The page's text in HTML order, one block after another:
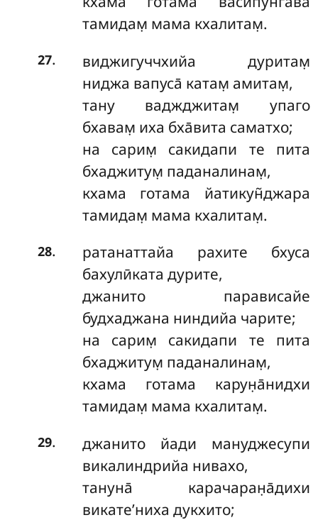
тамидам̣ мама кхалитам̣.
27.
виджигуччхийа дуритам̣
ниджа вапуса̄ катам̣ амитам̣,
тану ваджджитам̣ упаго
бхавам̣ иха бха̄вита саматхо;
на сарим̣ сакидапи те пита
бхаджитум̣ паданалинам̣,
кхама готама йатикун̃джара
тамидам̣ мама кхалитам̣.
28.
ратанаттайа рахите бхуса
бахулӣката дурите,
джанито парависайе
будхаджана ниндийа чарите;
на сарим̣ сакидапи те пита
бхаджитум̣ паданалинам̣,
кхама готама карун̣а̄нидхи
тамидам̣ мама кхалитам̣.
29.
джанито йади мануджесупи
викалиндрийа нивахо,
тануна̄ карачаран̣а̄дихи
викате’ниха дукхито;